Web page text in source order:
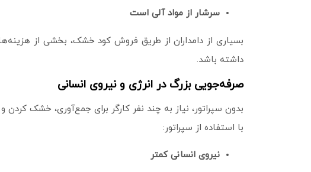
سرشار از مواد آلی است
بسیاری از دامداران از طریق فروش کود خشک، بخشی از
داشته باشد.
صرفه‌جویی بزرگ در انرژی و نیروی انسانی
بدون سپراتور، نیاز به چند نفر کارگر برای جمع‌آوری، خشک
با استفاده از سپراتور:
نیروی انسانی کمتر